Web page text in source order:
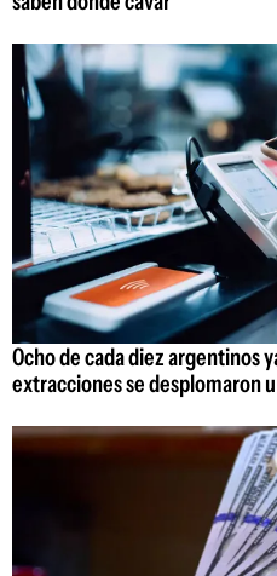
Ocho de cada diez argentinos
extracciones se desplomaron